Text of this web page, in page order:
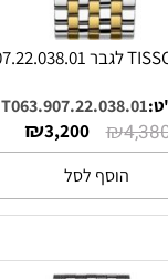
T063.907.22.038.01
₪
₪3,200
הוסף לסל